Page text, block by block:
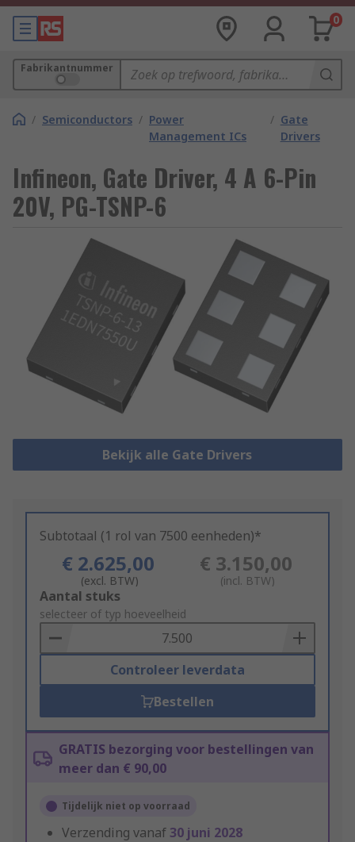
0
Fabrikantnummer
/ Semiconductors / Power
Management ICs
/ Gate
Drivers
Infineon, Gate Driver, 4 A 6-Pin
20V, PG-TSNP-6
Bekijk alle Gate Drivers
Subtotaal (1 rol van 7500 eenheden)*
€ 2.625,00
(excl. BTW)
€ 3.150,00
(incl. BTW)
Add
to
Basket
Aantal stuks
selecteer of typ hoeveelheid
Controleer leverdata
Bestellen
GRATIS bezorging voor bestellingen van
meer dan € 90,00
Tijdelijk niet op voorraad
Verzending vanaf30 juni 2028